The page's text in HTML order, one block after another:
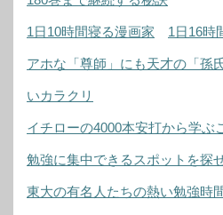
1日10時間寝る漫画家 1日16時
アホな「尊師」にも天才の「孫
いカラクリ
イチローの4000本安打から学ぶ
勉強に集中できるスポットを探
東大の有名人たちの熱い勉強時